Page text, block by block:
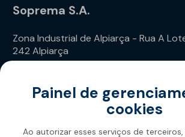
Soprema S.A.
Zona Industrial de Alpiarça - Rua A
242 Alpiarça
Painel de gerenciamento de
cookies
Ao autorizar esses serviços de